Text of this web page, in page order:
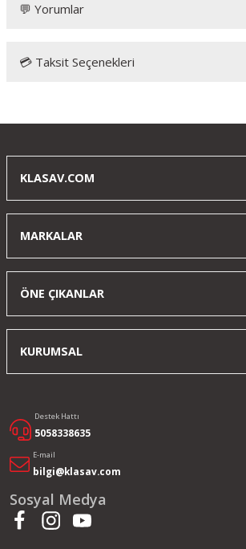
💬 Yorumlar
Bu ürüne ilk yorumu siz yapın!
💳 Taksit Seçenekleri
KLASAV.COM
MARKALAR
ÖNE ÇIKANLAR
KURUMSAL
Destek Hattı
5058338635
E-mail
bilgi@klasav.com
Sosyal Medya